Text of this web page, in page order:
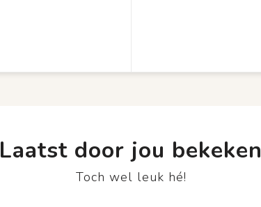
Laatst door jou bekeken
Toch wel leuk hé!